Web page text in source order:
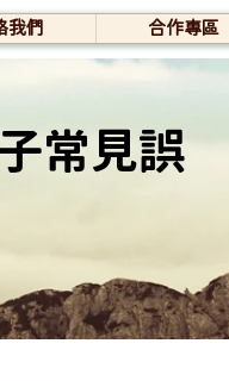
我們 合作專區
常見誤